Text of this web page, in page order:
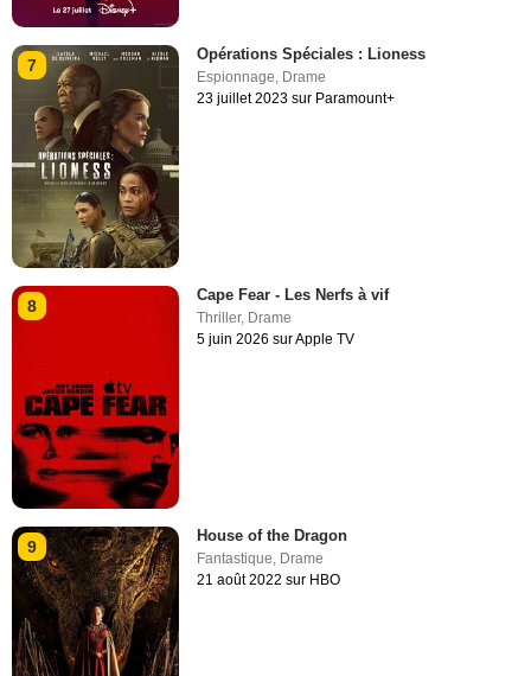
7
Opérations Spéciales : Lioness
Espionnage Drame
23 juillet 2023 sur Paramount+
8
Cape Fear - Les Nerfs à vif
Thriller, Drame
5 juin 2026 sur Apple TV
9
House of the Dragon
Fantastique, Drame
21 août 2022 sur HBO